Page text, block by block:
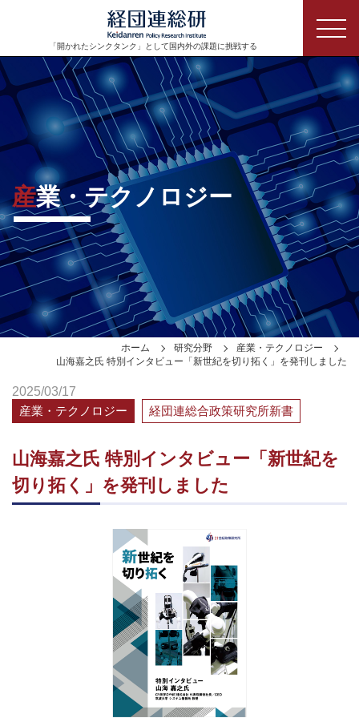
「開かれたシンクタンク」として国内外の課題に挑戦する
産業・テクノロジー
ホーム 研究分野
産業・テクノロジー
山海嘉之氏 特別インタビュー「新世紀を切り拓く」を発刊しました
2025/03/17
産業・テクノロジー
経団連総合政策研究所新書
山海嘉之氏 特別インタビュー「新世紀を
切り拓く」を発刊しました